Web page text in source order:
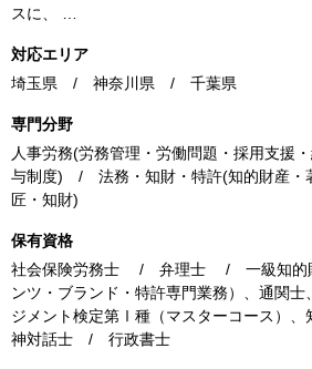
スに、 …
対応エリア
埼玉県 / 神奈川県 / 千葉県
専門分野
人事労務(労務管理・労働問題・採用支援
与制度) / 法務・知財・特許(知的財産・
匠・知財)
保有資格
社会保険労務士 / 弁理士 / 一級知的財
ンツ・ブランド・特許専門業務）、通関
ジメント検定第Ⅰ種（マスターコース）、
神対話士 / 行政書士